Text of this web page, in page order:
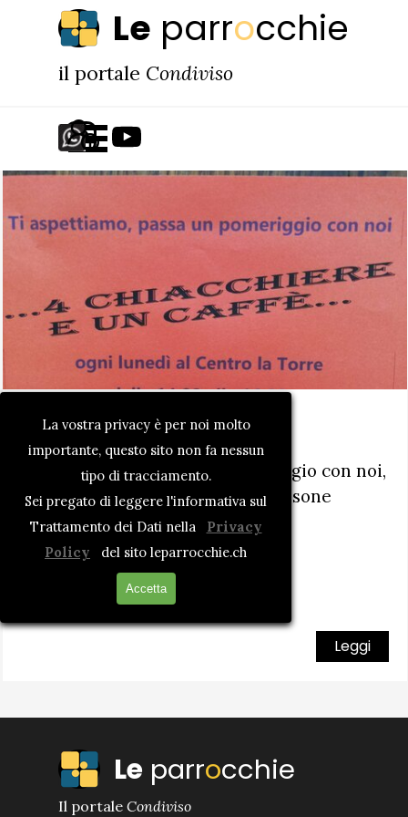
La vostra privacy è per noi molto
importante, questo sito non fa nessun
tipo di tracciamento.
Sei pregato di leggere l'informativa sul
Trattamento dei Dati nella Privacy
Policy
del sito leparrocchie.ch
Accetta
Vai ai contenuti Le parrocchie
il portale Condiviso
Salta menù
4 chiacchere e un caffè
Per tutti la parrocchia
Ti aspettiamo, passa un pomeriggio con noi,
ogni lunedì al Centro la Torre Losone
dalle 14:00 alle 16:00
Leggi
Le parrocchie
Il portale Condiviso